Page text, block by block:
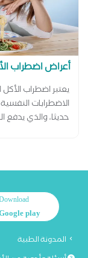
أعراض اضطراب
يعتبر اضطراب
الاضطرابات
حديثا، والذي يدفع
play
المدونة الطبية